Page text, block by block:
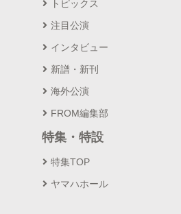
トピックス
注目公演
インタビュー
新譜・新刊
海外公演
FROM編集部
特集・特設
特集TOP
ヤマハホール